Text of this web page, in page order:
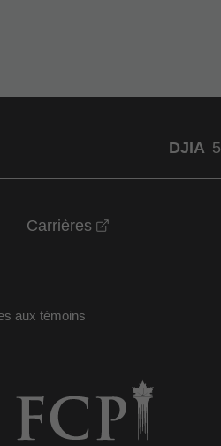
DJIA
Carrières
aux témoins